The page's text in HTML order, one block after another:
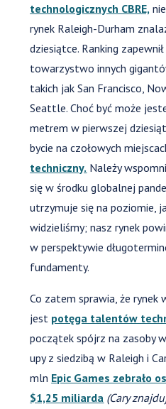
technologicznych CBRE,
rynek Raleigh-Durham
dziesiątce. Ranking
towarzystwo innych
takich jak San Francisco,
Seattle. Choć być może
metrem w pierwszej
bycie na czołowych
techniczny. Należy
się w środku globalnej
utrzymuje się na poziomie,
widzieliśmy; nasz rynek
w perspektywie
fundamenty.
Co zatem sprawia, że rynek
jest potęga talentów
początek spójrz na zasoby
upy z siedzibą w Raleigh i
mln Epic Games zebrało
$1,25 miliarda (Cary